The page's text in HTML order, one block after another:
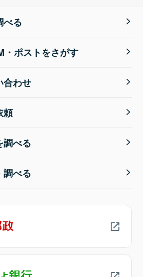
べる
・ポストをさがす
合わせ
頼
調べる
調べる